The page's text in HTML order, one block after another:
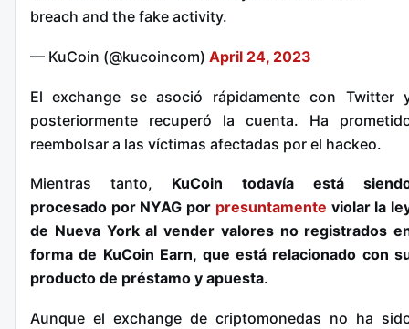
breach and the fake activity.
— KuCoin (@kucoincom) April 24, 2023
El exchange se asoció rápidamente con Twitter
posteriormente recuperó la cuenta. Ha
reembolsar a las víctimas afectadas por el hackeo.
Mientras tanto, KuCoin todavía está
procesado por NYAG por presuntamente violar la
de Nueva York al vender valores no registrados
forma de KuCoin Earn, que está relacionado con
producto de préstamo y apuesta.
Aunque el exchange de criptomonedas no ha